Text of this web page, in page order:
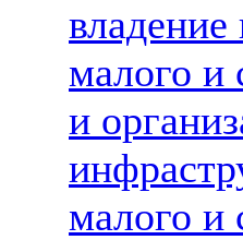
владение
малого и
и
малого и